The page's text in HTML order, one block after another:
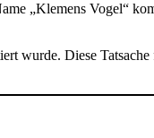
„Klemens Vogel“
wurde. Diese